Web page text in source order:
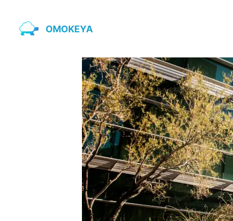
OMOKEYA